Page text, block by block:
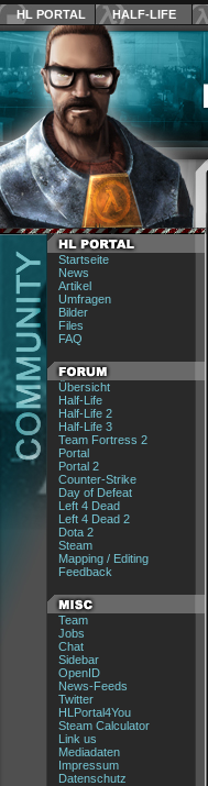
HL PORTAL HALF-LIFE
Startseite
News
Artikel
Umfragen
Bilder
Files
FAQ
Übersicht
Half-Life
Half-Life 2
Half-Life 3
Team Fortress 2
Portal
Portal 2
Counter-Strike
Day of Defeat
Left 4 Dead
Left 4 Dead 2
Dota 2
Steam
Mapping / Editing
Feedback
Team
Jobs
Chat
Sidebar
OpenID
News-Feeds
Twitter
HLPortal4You
Steam Calculator
Link us
Mediadaten
Impressum
Datenschutz